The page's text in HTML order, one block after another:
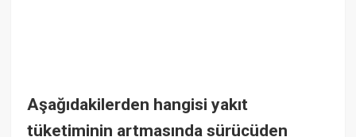
Aşağıdakilerden hangisi yakıt
tüketiminin artmasında sürücüden